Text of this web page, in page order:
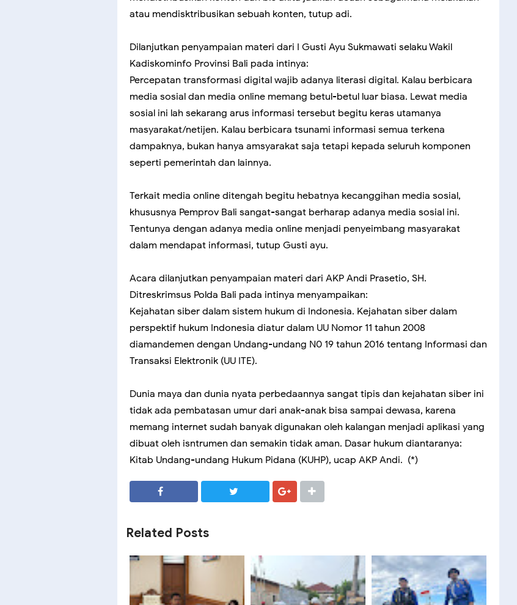
atau mendisktribusikan sebuah konten, tutup adi.
Dilanjutkan penyampaian materi dari I Gusti Ayu Sukmawati selaku Wakil
Kadiskominfo Provinsi Bali pada intinya:
Percepatan transformasi digital wajib adanya literasi digital. Kalau berbicara
media sosial dan media online memang betul-betul luar biasa. Lewat media
sosial ini lah sekarang arus informasi tersebut begitu keras utamanya
masyarakat/netijen. Kalau berbicara tsunami informasi semua terkena
dampaknya, bukan hanya amsyarakat saja tetapi kepada seluruh komponen
seperti pemerintah dan lainnya.
Terkait media online ditengah begitu hebatnya kecanggihan media sosial,
khususnya Pemprov Bali sangat-sangat berharap adanya media sosial ini.
Tentunya dengan adanya media online menjadi penyeimbang masyarakat
dalam mendapat informasi, tutup Gusti ayu.
Acara dilanjutkan penyampaian materi dari AKP Andi Prasetio, SH.
Ditreskrimsus Polda Bali pada intinya menyampaikan:
Kejahatan siber dalam sistem hukum di Indonesia. Kejahatan siber dalam
perspektif hukum Indonesia diatur dalam UU Nomor 11 tahun 2008
diamandemen dengan Undang-undang N0 19 tahun 2016 tentang Informasi dan
Transaksi Elektronik (UU ITE).
Dunia maya dan dunia nyata perbedaannya sangat tipis dan kejahatan siber ini
tidak ada pembatasan umur dari anak-anak bisa sampai dewasa, karena
memang internet sudah banyak digunakan oleh kalangan menjadi aplikasi yang
dibuat oleh isntrumen dan semakin tidak aman. Dasar hukum diantaranya:
Kitab Undang-undang Hukum Pidana (KUHP), ucap AKP Andi. (*)
Related Posts